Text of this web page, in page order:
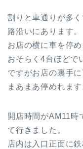
割りと車通りが多
路沿いにあります。
お店の横に車を停
おそらく4台ほどで
ですがお店の裏手
まあまあ停めれます
開店時間がAM11時
て行きました。
店内は入口正面に